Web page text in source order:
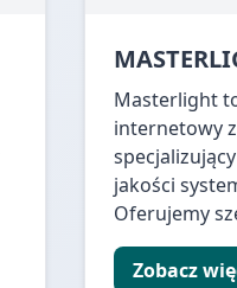
Masterlight
internetowy
jakości
Oferujemy
Zobacz